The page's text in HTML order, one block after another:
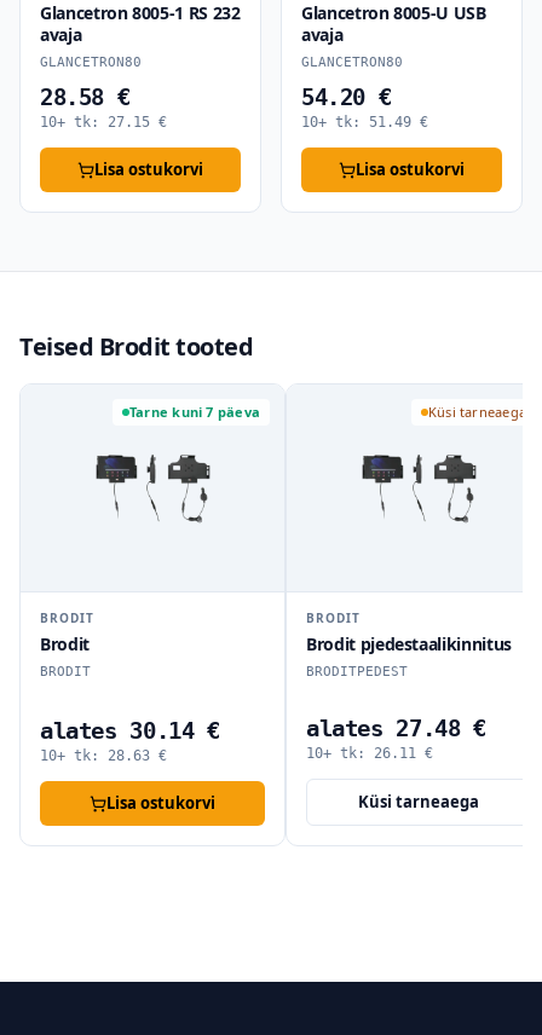
Glancetron 8005-1 RS 232
avaja
GLANCETRON80
28.58 €
10+ tk: 27.15 €
Lisa ostukorvi
Glancetron 8005-U USB
avaja
GLANCETRON80
54.20 €
10+ tk: 51.49 €
Lisa ostukorvi
Teised Brodit tooted
Tarne kuni 7 päeva
BRODIT
Brodit
BRODIT
alates 30.14 €
10+ tk: 28.63 €
Lisa ostukorvi
Küsi tarneaega
BRODIT
Brodit pjedestaalikinnitus
BRODITPEDEST
alates 27.48 €
10+ tk: 26.11 €
Küsi tarneaega